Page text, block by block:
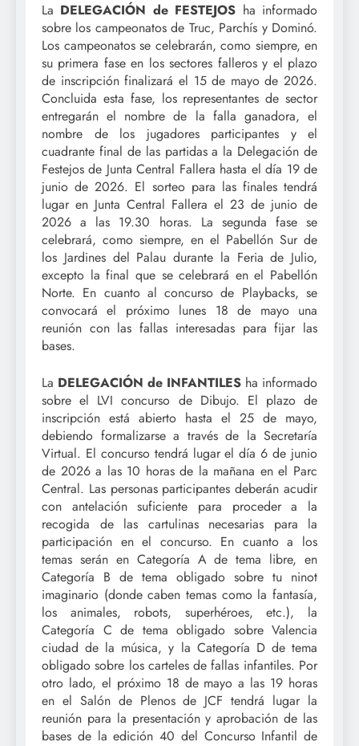
La DELEGACIÓN de FESTEJOS ha informado
sobre los campeonatos de Truc, Parchís y Dominó.
Los campeonatos se celebrarán, como siempre, en
su primera fase en los sectores falleros y el plazo
de inscripción finalizará el 15 de mayo de 2026.
Concluida esta fase, los representantes de sector
entregarán el nombre de la falla ganadora, el
nombre de los jugadores participantes y el
cuadrante final de las partidas a la Delegación de
Festejos de Junta Central Fallera hasta el día 19 de
junio de 2026. El sorteo para las finales tendrá
lugar en Junta Central Fallera el 23 de junio de
2026 a las 19.30 horas. La segunda fase se
celebrará, como siempre, en el Pabellón Sur de
los Jardines del Palau durante la Feria de Julio,
excepto la final que se celebrará en el Pabellón
Norte. En cuanto al concurso de Playbacks, se
convocará el próximo lunes 18 de mayo una
reunión con las fallas interesadas para fijar las
bases.
La DELEGACIÓN de INFANTILES ha informado
sobre el LVI concurso de Dibujo. El plazo de
inscripción está abierto hasta el 25 de mayo,
debiendo formalizarse a través de la Secretaría
Virtual. El concurso tendrá lugar el día 6 de junio
de 2026 a las 10 horas de la mañana en el Parc
Central. Las personas participantes deberán acudir
con antelación suficiente para proceder a la
recogida de las cartulinas necesarias para la
participación en el concurso. En cuanto a los
temas serán en Categoría A de tema libre, en
Categoría B de tema obligado sobre tu ninot
imaginario (donde caben temas como la fantasía,
los animales, robots, superhéroes, etc.), la
Categoría C de tema obligado sobre Valencia
ciudad de la música, y la Categoría D de tema
obligado sobre los carteles de fallas infantiles. Por
otro lado, el próximo 18 de mayo a las 19 horas
en el Salón de Plenos de JCF tendrá lugar la
reunión para la presentación y aprobación de las
bases de la edición 40 del Concurso Infantil de